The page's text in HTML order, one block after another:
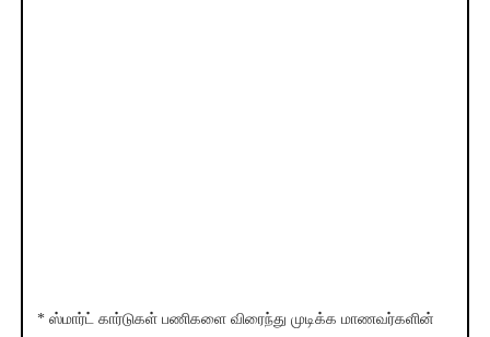
* ஸ்மார்ட் கார்டுகள் பணிகளை விரைந்து முடிக்க மாணவர்களின்